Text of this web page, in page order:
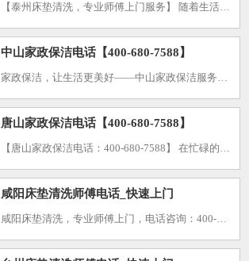
【泰州床垫清洗，专业师傅上门服务】 随着生活水平的提高，人们对家居环境的要求也越来越高。床垫作为日常生活中不可或缺的家具之一，其清洁卫生直接关系到我们的健康。为了解决广大泰州市民的床垫清洗难题，
中山家政保洁电话【400-680-7588】
家政保洁，让生活更美好——中山家政保洁服务，电话：400-680-7588 在忙碌的生活节奏中，家政保洁服务成为了越来越多家庭的选择。它不仅能够帮助我们节省宝贵的时间，还能让我们的生活环境更加整
唐山家政保洁电话【400-680-7588】
【唐山家政保洁电话：400-680-7588】 在忙碌的生活节奏中，保持家庭环境的整洁与舒适显得尤为重要。为了帮助唐山地区的家庭解决家政保洁难题，我们特别推出了专业的家政保洁服务。无论是日常的家
咸阳床垫清洗师傅电话_快速上门
咸阳床垫清洗，专业师傅上门，电话咨询：400-680-7588 在这个快节奏的生活中，床垫作为我们休息的伴侣，长时间的使用难免会积累灰尘、污渍，影响我们的睡眠质量。为了确保您的床垫始终保持干净卫